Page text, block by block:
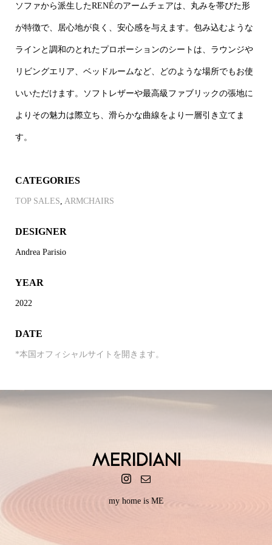
ソファから派生したRENÉのアームチェアは、丸みを帯びた形
が特徴で、居心地が良く、安心感を与えます。包み込むような
ラインと調和のとれたプロポーションのシートは、ラウンジや
リビングエリア、ベッドルームなど、どのような場所でもお使
いいただけます。ソフトレザーや最高級ファブリックの張地に
よりその魅力は際立ち、滑らかな曲線をより一層引き立てま
す。
CATEGORIES
TOP SALES, ARMCHAIRS
DESIGNER
Andrea Parisio
YEAR
2022
DATE
*本国オフィシャルサイトを開きます。
my home is ME